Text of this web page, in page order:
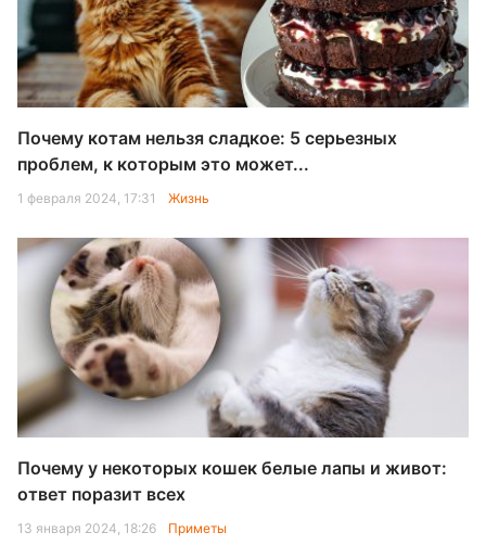
Почему котам нельзя сладкое: 5 серьезных
проблем, к которым это может...
1 февраля 2024, 17:31 Жизнь
Почему у некоторых кошек белые лапы и живот:
ответ поразит всех
13 января 2024, 18:26 Приметы